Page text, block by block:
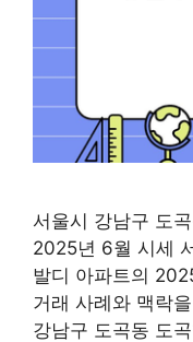
서울시 강남구 도
2025년 6월 시세
발디 아파트의
거래 사례와 맥락
강남구 도곡동 도